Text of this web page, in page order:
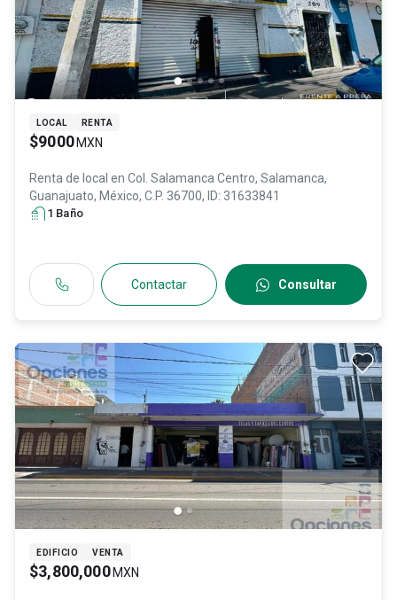
LOCAL RENTA
$9000 MXN
Renta de local en Col. Salamanca Centro, Salamanca,
Guanajuato, México, C.P. 36700, ID: 31633841
1 Baño
Contactar Consultar
EDIFICIO VENTA
$3,800,000 MXN